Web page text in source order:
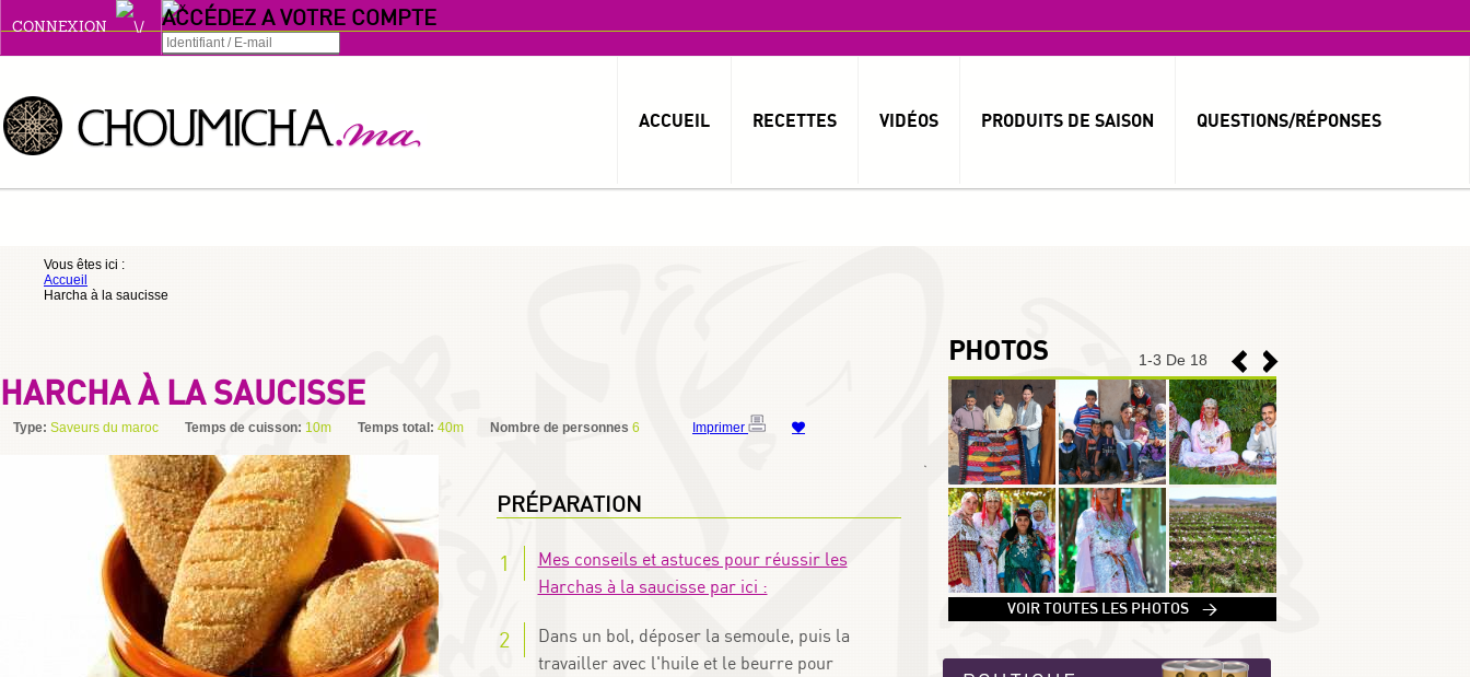
CONNEXION ACCÉDEZ A VOTRE COMPTE
Se souvenir de moi
MOT DE PASSE OUBLIÉ ?
S'INSCRIRE
ACCUEIL RECETTES VIDÉOS PRODUITS DE SAISON QUESTIONS/RÉPONSES
Vous êtes ici :
Accueil
Harcha à la saucisse
HARCHA À LA SAUCISSE
Type: Saveurs du maroc Temps de cuisson: 10m Temps total: 40m Nombre de personnes 6 Imprimer
PRÉPARATION
Mes conseils et astuces pour réussir les
Harchas à la saucisse par ici :
Dans un bol, déposer la semoule, puis la
travailler avec l'huile et le beurre pour
1-3 De 18
PHOTOS
1 VOIR TOUTES LES PHOTOS >